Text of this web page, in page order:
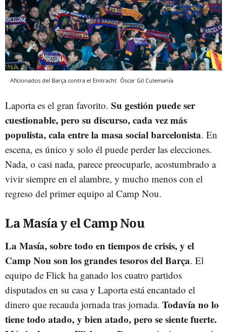
Aficionados del Barça contra el Eintracht Óscar Gil Culemanía
Laporta es el gran favorito. Su gestión puede ser
cuestionable, pero su discurso, cada vez más
populista, cala entre la masa social barcelonista. En
escena, es único y solo él puede perder las elecciones.
Nada, o casi nada, parece preocuparle, acostumbrado a
vivir siempre en el alambre, y mucho menos con el
regreso del primer equipo al Camp Nou.
La Masía y el Camp Nou
La Masía, sobre todo en tiempos de crisis, y el
Camp Nou son los grandes tesoros del Barça. El
equipo de Flick ha ganado los cuatro partidos
disputados en su casa y Laporta está encantado el
dinero que recauda jornada tras jornada. Todavía no lo
tiene todo atado, y bien atado, pero se siente fuerte.